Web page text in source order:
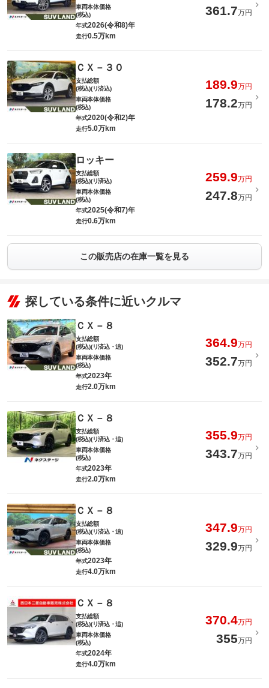
車両本体価格
(税込)
361.7万円
年式2026(令和8)年
走行0.5万km
ＣＸ－３０
支払総額
(税込)(リ済込)
189.9万円
車両本体価格
(税込)
178.2万円
年式2020(令和2)年
走行5.0万km
ロッキー
支払総額
(税込)(リ済込)
259.9万円
車両本体価格
(税込)
247.8万円
年式2025(令和7)年
走行0.6万km
この販売店の在庫一覧を見る
探している条件に近いクルマ
ＣＸ－８
支払総額
(税込)(リ済込・追)
364.9万円
車両本体価格
(税込)
352.7万円
年式2023年
走行2.0万km
ＣＸ－８
支払総額
(税込)(リ済込・追)
355.9万円
車両本体価格
(税込)
343.7万円
年式2023年
走行2.0万km
ＣＸ－８
支払総額
(税込)(リ済込・追)
347.9万円
車両本体価格
(税込)
329.9万円
年式2023年
走行4.0万km
ＣＸ－８
支払総額
(税込)(リ済込・追)
370.4万円
車両本体価格
(税込)
355万円
年式2024年
走行4.0万km